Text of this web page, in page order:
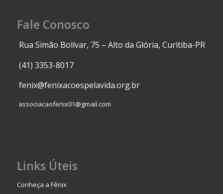
Fale Conosco
Rua Simão Bolívar, 75 – Alto da Glória, Curitiba-PR
(41) 3353-8017
fenix@fenixacoespelavida.org.br
associacaofenix01@gmail.com
Links Úteis
Conheça a Fênix